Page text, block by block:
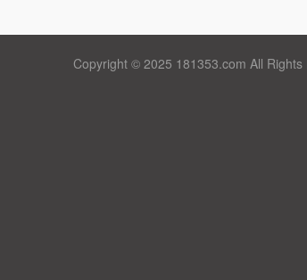
Copyright © 2025 181353.com All Rights